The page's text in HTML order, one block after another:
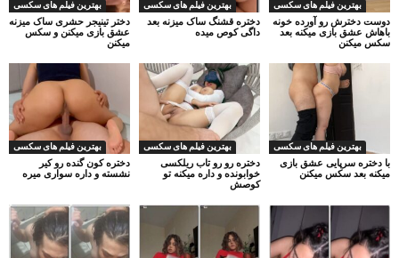
بهترین فیلم های سکسی
دختر تینیجر حشری ساک میزنه
عشق بازی میکنن و سکس
میکنن
بهترین فیلم های سکسی
دختره قشنگ ساک میزنه بعد
داگی کوص میده
بهترین فیلم های سکسی
دوست دخترش رو آورده خونه
باهاش عشق بازی میکنه بعد
سکس میکنن
بهترین فیلم های سکسی
دختره کون گنده رو کیر
نشسته و داره سواری میره
بهترین فیلم های سکسی
دختره رو رو تاب ریلکسی
خوابونده و داره میکنه تو
کوصش
بهترین فیلم های سکسی
با دختره سرپایی عشق بازی
میکنه بعد سکس میکنن